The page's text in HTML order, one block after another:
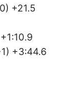
+21.5
+3:44.6